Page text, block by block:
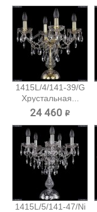
1415L/4/141-39/G
Хрустальная...
24 460 ₽
1415L/5/141-47/Ni